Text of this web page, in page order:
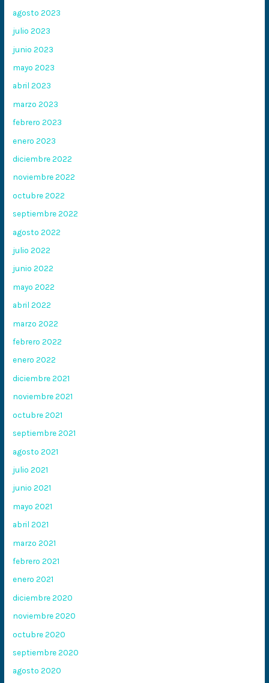
agosto 2023
julio 2023
junio 2023
mayo 2023
abril 2023
marzo 2023
febrero 2023
enero 2023
diciembre 2022
noviembre 2022
octubre 2022
septiembre 2022
agosto 2022
julio 2022
junio 2022
mayo 2022
abril 2022
marzo 2022
febrero 2022
enero 2022
diciembre 2021
noviembre 2021
octubre 2021
septiembre 2021
agosto 2021
julio 2021
junio 2021
mayo 2021
abril 2021
marzo 2021
febrero 2021
enero 2021
diciembre 2020
noviembre 2020
octubre 2020
septiembre 2020
agosto 2020